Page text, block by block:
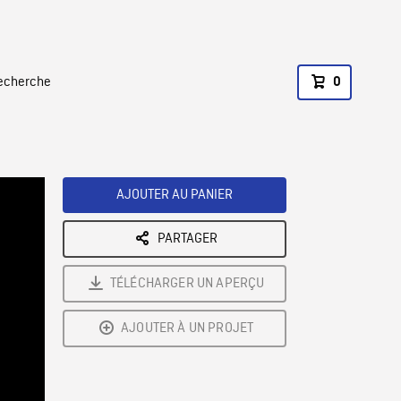
0
AJOUTER AU PANIER
PARTAGER
TÉLÉCHARGER UN APERÇU
AJOUTER À UN PROJET